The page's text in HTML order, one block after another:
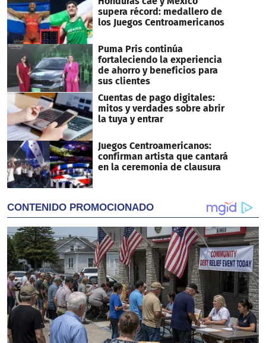
supera récord: medallero de
los Juegos Centroamericanos
Puma Pris continúa
fortaleciendo la experiencia
de ahorro y beneficios para
sus clientes
Cuentas de pago digitales:
mitos y verdades sobre abrir
la tuya y entrar
Juegos Centroamericanos:
confirman artista que cantará
en la ceremonia de clausura